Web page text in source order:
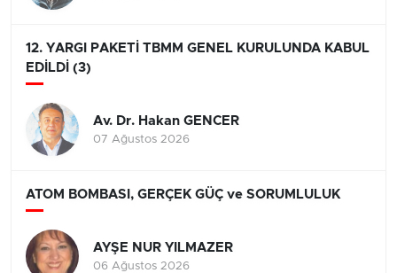
12. YARGI PAKETİ TBMM GENEL KURULUNDA KABUL
EDİLDİ (3)
Av. Dr. Hakan GENCER
07 Ağustos 2026
ATOM BOMBASI, GERÇEK GÜÇ ve SORUMLULUK
AYŞE NUR YILMAZER
06 Ağustos 2026